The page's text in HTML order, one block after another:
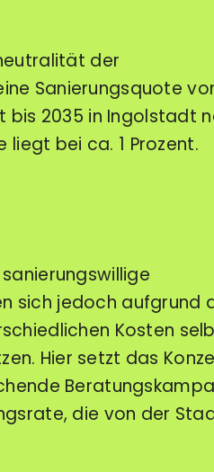
der
Sanierungsquote
bis 2035 in Ingolstadt
liegt bei ca. 1 Prozent.
sich jedoch aufgrund
Kosten
Hier setzt das
die von der